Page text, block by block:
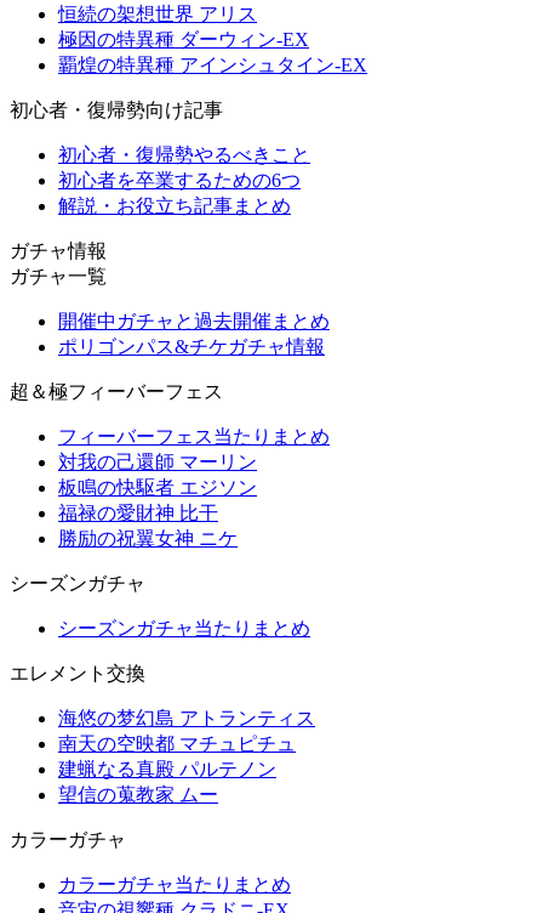
恒続の架想世界 アリス
極因の特異種 ダーウィン-EX
覇煌の特異種 アインシュタイン-EX
初心者・復帰勢向け記事
初心者・復帰勢やるべきこと
初心者を卒業するための6つ
解説・お役立ち記事まとめ
ガチャ情報
ガチャ一覧
開催中ガチャと過去開催まとめ
ポリゴンパス&チケガチャ情報
超＆極フィーバーフェス
フィーバーフェス当たりまとめ
対我の己還師 マーリン
板鳴の快駆者 エジソン
福禄の愛財神 比干
勝励の祝翼女神 ニケ
シーズンガチャ
シーズンガチャ当たりまとめ
エレメント交換
海悠の梦幻島 アトランティス
南天の空映都 マチュピチュ
建蝋なる真殿 パルテノン
望信の蒐教家 ムー
カラーガチャ
カラーガチャ当たりまとめ